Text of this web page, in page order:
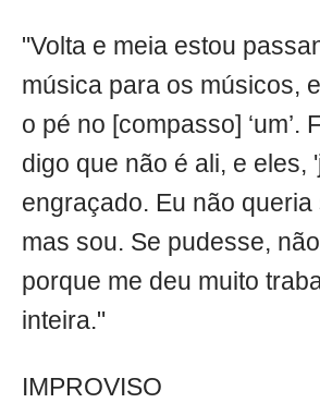
"Volta e meia estou
música para os músicos,
o pé no [compasso] ‘um’.
digo que não é ali, e eles,
engraçado. Eu não queria
mas sou. Se pudesse,
porque me deu muito
inteira."
IMPROVISO